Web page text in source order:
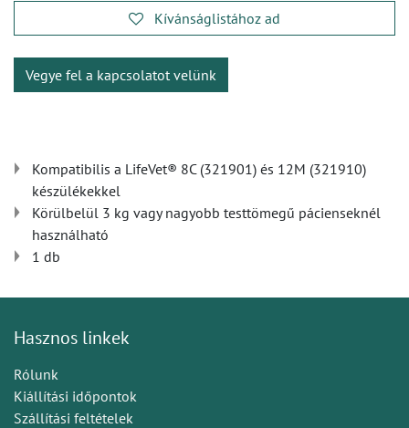
Kívánságlistához ad
Vegye fel a kapcsolatot velünk
Kompatibilis a LifeVet® 8C (321901) és 12M (321910)
készülékekkel
Körülbelül 3 kg vagy nagyobb testtömegű pácienseknél
használható
1 db
Hasznos linkek
Rólunk
Kiállítási időpontok
Szállítási feltételek